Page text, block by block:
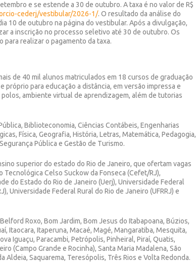
e se estende a30 de outubro.A taxa é no valor de R$
cederj/vestibular/2026-1/. O resultado da análise do
10 deoutubrona página do vestibular. Após a divulgação,
a inscrição no processo seletivoaté 30 de outubro.Os
o para realizar o pagamento da taxa.
de 40 mil alunos matriculados em 18 cursos de graduação
para educação a distância, em versão impressa e
ambiente virtual de aprendizagem, além de tutorias
Biblioteconomia, Ciências Contábeis,Engenharias
Física, Geografia, História, Letras,Matemática, Pedagogia,
Pública e Gestão de Turismo.
superior do estado do Rio de Janeiro, queofertam vagas
Tecnológica CelsoSuckowda Fonseca (Cefet/RJ),
do Estado do Rio de Janeiro (Uerj), Universidade Federal
Universidade Federal Rural do Rio de Janeiro (UFRRJ) e
Roxo, Bom Jardim, Bom Jesus do Itabapoana, Búzios,
Itaocara, Itaperuna, Macaé, Magé, Mangaratiba, Mesquita,
Iguaçu, Paracambi, Petrópolis, Pinheiral, Piraí, Quatis,
(Campo Grande e Rocinha), Santa Maria Madalena, São
Aldeia, Saquarema, Teresópolis, Três Rios e Volta Redonda.